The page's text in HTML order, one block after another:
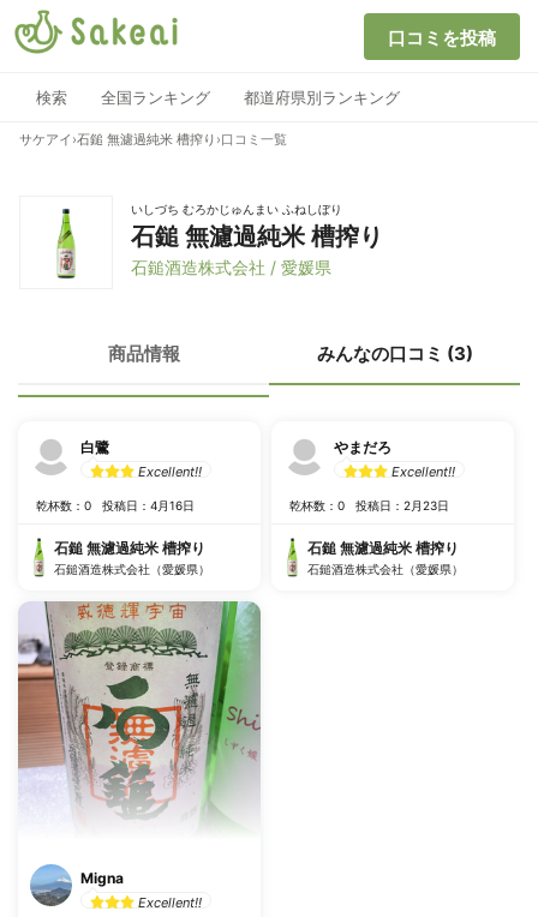
口コミを投稿
検索 全国ランキング 都道府県別ランキング
サケアイ ›石鎚 無濾過純米 槽搾り ›口コミ一覧
いしづち むろかじゅんまい ふねしぼり
石鎚 無濾過純米 槽搾り
石鎚酒造株式会社 / 愛媛県
商品情報 みんなの口コミ (3)
白鷺
Excellent!!
乾杯数：0 投稿日：4月16日
石鎚 無濾過純米 槽搾り
石鎚酒造株式会社（愛媛県）
やまだろ
Excellent!!
乾杯数：0 投稿日：2月23日
石鎚 無濾過純米 槽搾り
石鎚酒造株式会社（愛媛県）
Migna
Excellent!!